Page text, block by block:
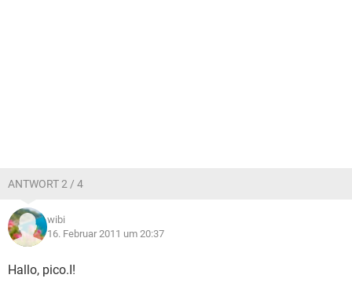
ANTWORT 2 / 4
wibi
16. Februar 2011 um 20:37
Hallo, pico.I!